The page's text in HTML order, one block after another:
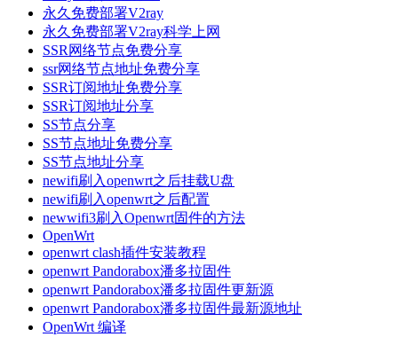
永久免费部署V2ray
永久免费部署V2ray科学上网
SSR网络节点免费分享
ssr网络节点地址免费分享
SSR订阅地址免费分享
SSR订阅地址分享
SS节点分享
SS节点地址免费分享
SS节点地址分享
newifi刷入openwrt之后挂载U盘
newifi刷入openwrt之后配置
newwifi3刷入Openwrt固件的方法
OpenWrt
openwrt clash插件安装教程
openwrt Pandorabox潘多拉固件
openwrt Pandorabox潘多拉固件更新源
openwrt Pandorabox潘多拉固件最新源地址
OpenWrt 编译